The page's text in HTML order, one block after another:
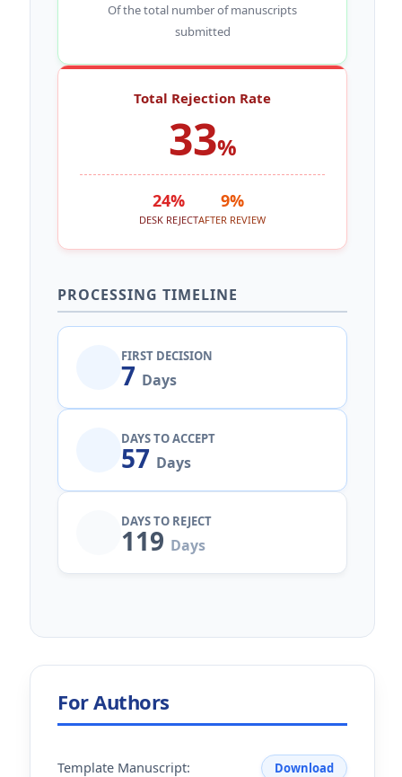
Of the total number of manuscripts
submitted
Total Rejection Rate
33%
24%
DESK REJECT
9%
AFTER REVIEW
PROCESSING TIMELINE
FIRST DECISION
7 Days
DAYS TO ACCEPT
57 Days
DAYS TO REJECT
119 Days
For Authors
Template Manuscript: Download